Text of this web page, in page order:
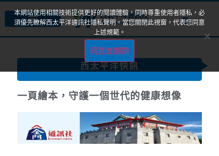
西太平洋快訊
一頁繪本，守護一個世代的健康想像
本網站使用相關技術提供更好的閱讀體驗，同時尊重使用者隱私，必
須優先瞭解西太平洋通訊社隱私聲明。當您關閉此視窗，代表您同意
上述規範。
同意並關閉